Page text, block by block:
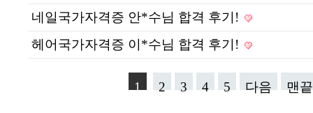
네일국가자격증 안*수님 합격 후기!
헤어국가자격증 이*수님 합격 후기!
1 2 3 4 5 다음 맨끝